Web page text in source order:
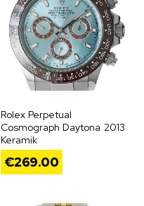
Rolex Perpetual
Cosmograph Daytona 2013
Keramik
€269.00